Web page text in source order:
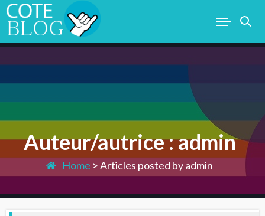
Skip
to
content
Auteur/autrice :admin
Home >Articles posted by admin